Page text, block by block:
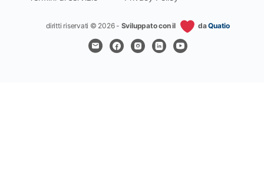
diritti riservati © 2026 - Sviluppato con il daQuatio